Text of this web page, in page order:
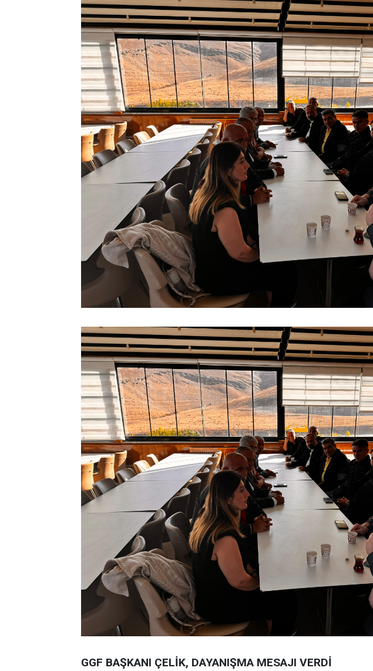
GGF BAŞKANI ÇELİK, DAYANIŞMA MESAJI VERDİ